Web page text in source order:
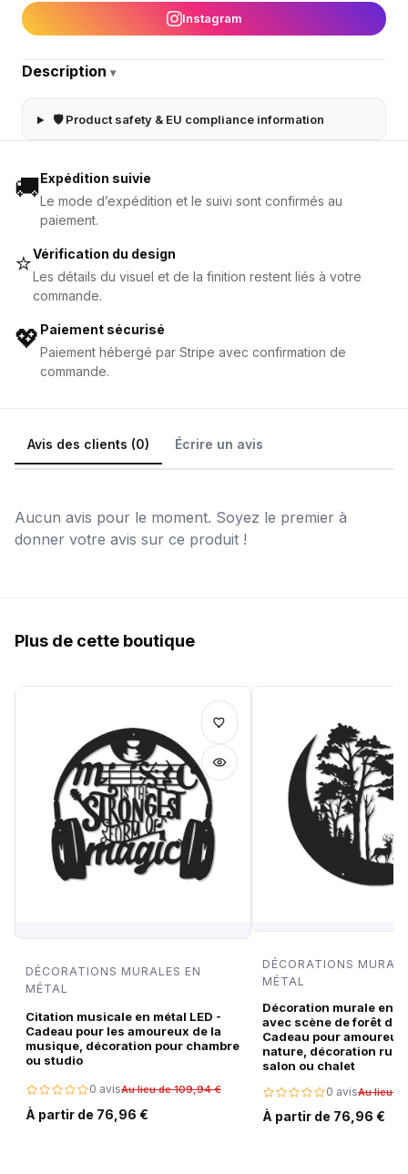
Instagram
Description ▾
🛡 Product safety & EU compliance information
🚚Expédition suivie
Le mode d’expédition et le suivi sont confirmés au
paiement.
⭐Vérification du design
Les détails du visuel et de la finition restent liés à votre
commande.
💖 Paiement sécurisé
Paiement hébergé par Stripe avec confirmation de
commande.
Avis des clients (0) Écrire un avis
Aucun avis pour le moment. Soyez le premier à
donner votre avis sur ce produit !
Plus de cette boutique
DÉCORATIONS MURALES EN
MÉTAL
Citation musicale en métal LED -
Cadeau pour les amoureux de la
musique, décoration pour chambre
ou studio
0 avisAu lieu de 109,94 €
À partir de 76,96 €
DÉCORATIONS
MÉTAL
Décoration murale en
avec scène de forêt de
Cadeau pour amoureux
nature, décoration
salon ou chalet
0 avisAu lieu
À partir de 76,96 €